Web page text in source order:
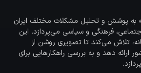
به پوشش و تحلیل مشکلات مختلف ایران
فرهنگی و سیاسی می‌پردازد. این
تلاش می‌کند تا تصویری روشن از
ارائه دهد و به بررسی راهکارهایی برای